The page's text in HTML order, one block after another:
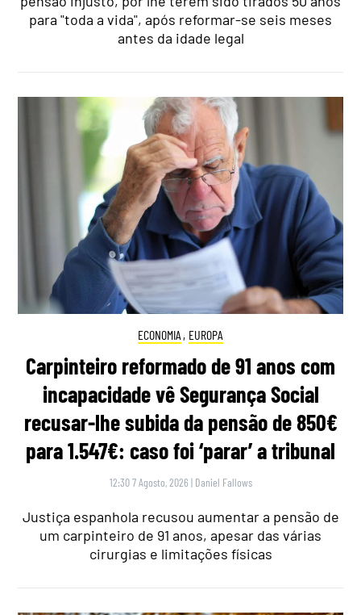
para "toda a vida", após reformar-se seis meses
antes da idade legal
ECONOMIA , EUROPA
Carpinteiro reformado de 91 anos com
incapacidade vê Segurança Social
recusar-lhe subida da pensão de 850€
para 1.547€: caso foi ‘parar’ a tribunal
12:30 7 Agosto, 2026 | Daniel Fallows
Justiça espanhola recusou aumentar a pensão de
um carpinteiro de 91 anos, apesar das várias
cirurgias e limitações físicas